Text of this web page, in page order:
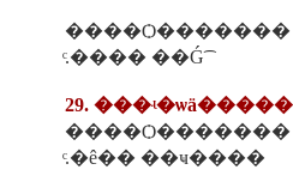
����Ѻ�������
ͨ.���� ��Ǵ͡
29.
����Ѻ�������
ͨ.�ê�� ��ҹ����